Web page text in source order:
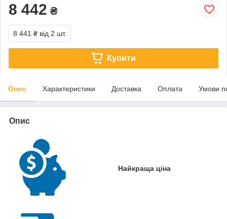
8 442 ₴
8 441 ₴ від 2 шт.
Купити
Опис Характеристики Доставка Оплата Умови
Опис
Найкраща ціна